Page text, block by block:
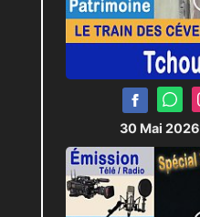
30 Mai 2026